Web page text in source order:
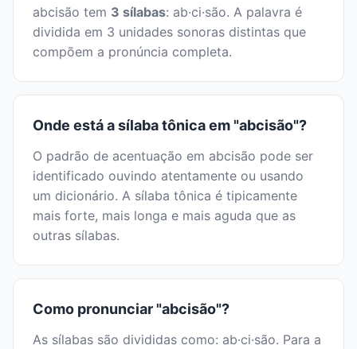
abcisão tem 3 sílabas: ab·ci·são. A palavra é
dividida em 3 unidades sonoras distintas que
compõem a pronúncia completa.
Onde está a sílaba tônica em "abcisão"?
O padrão de acentuação em abcisão pode ser
identificado ouvindo atentamente ou usando
um dicionário. A sílaba tônica é tipicamente
mais forte, mais longa e mais aguda que as
outras sílabas.
Como pronunciar "abcisão"?
As sílabas são divididas como: ab·ci·são. Para a